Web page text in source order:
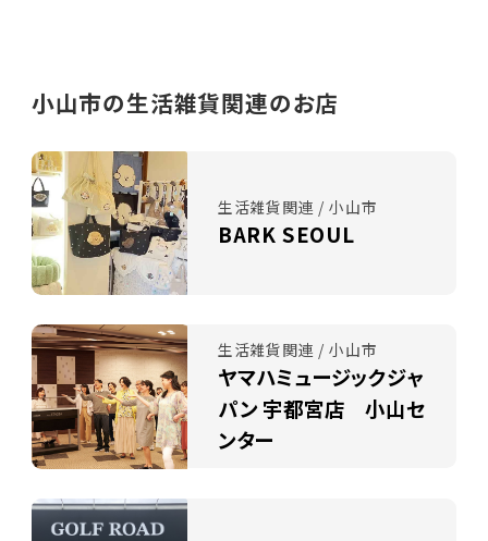
小山市の生活雑貨関連のお店
生活雑貨関連 / 小山市
BARK SEOUL
生活雑貨関連 / 小山市
ヤマハミュージックジャ
パン 宇都宮店 小山セ
ンター